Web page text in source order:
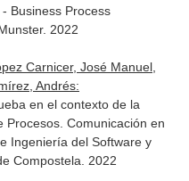
Business Process
2022
Carnicer, José Manuel,
Andrés:
en el contexto de la
Procesos. Comunicación en
Ingeniería del Software y
Compostela. 2022